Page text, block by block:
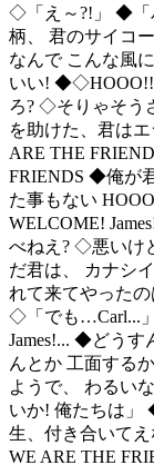
◇「え～?!」 ◆「
柄、 君のサイコ
なんで こんな風
いい! ◆◇HOOO!!
ろ? ◇そりゃそう
を助けた、君は
ARE THE
FRIENDS ◆俺が
た事もない
WELCOME!
べねえ? ◇悪いけ
だ君は、 カナシ
れて来てやった
◇「でも…Carl...
James!... ◆どう
んとか 工面する
ようで、 わるい
いか! 俺たちは」
生、付き合いて
WE ARE THE